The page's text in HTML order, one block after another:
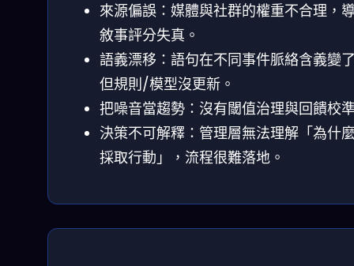
來源偏誤：媒體與社群的權重不合理，
敘事評分失真。
語義漂移：語句在不同事件脈絡含義變
但規則/模型沒更新。
把噪音當趨勢：沒有閾值治理與回饋校
決策不可解釋：管理層無法理解「為什
採取行動」，流程很難落地。